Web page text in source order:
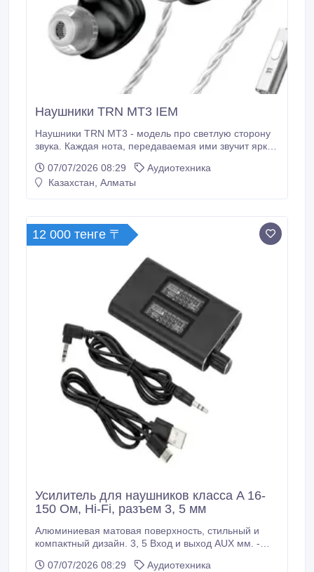
Наушники TRN MT3 IEM
Наушники TRN MT3 - модель про светлую сторону
звука. Каждая нота, передаваемая ими звучит ярко,
Наушники TRN MT3 оснащены
высококачественными динамиками, которые
позволяет наслаждаться музыкой любого жанра.
07/07/2026 08:29
Аудиотехника
Казахстан, Алматы
12 000 тенге 〒
Усилитель для наушников класса A 16-
150 Ом, Hi-Fi, разъем 3, 5 мм
Алюминиевая матовая поверхность, стильный и
компактный дизайн. 3, 5 Вход и выход AUX мм. -
портативный, удобный для переноски, может
07/07/2026 08:29
Аудиотехника